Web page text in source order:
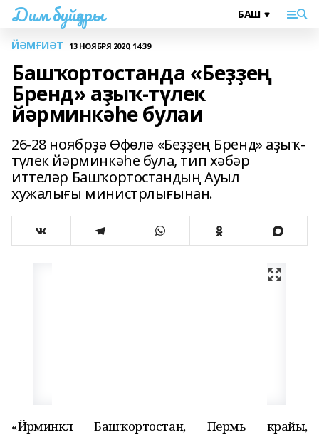
Дим буйҙары
ЙӘМҒИӘТ 13 НОЯБРЯ 2020, 14:39
Башҡортостанда «Беҙҙең
Бренд» аҙыҡ-түлек
йәрминкәһе булаи
26-28 ноябрҙә Өфөлә «Беҙҙең Бренд» аҙыҡ-
түлек йәрминкәһе була, тип хәбәр
иттеләр Башҡортостандың Ауыл
хужалығы министрлығынан.
«Йәрминкәлә Башҡортостан, Пермь крайы,